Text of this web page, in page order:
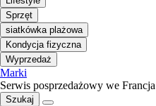
Sprzęt
siatkówka plażowa
Kondycja fizyczna
Wyprzedaż
Marki
Serwis posprzedażowy we Francja
Szukaj